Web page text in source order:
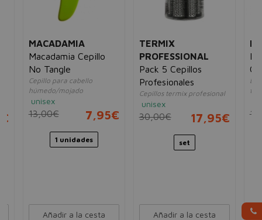
MACADAMIA
Macadamia Cepillo
No Tangle
Cepillo para cabello
húmedo/mojado
unisex
13,00€ 7,95€
1 unidades
Añadir a la cesta
TERMIX
PROFESSIONAL
Pack 5 Cepillos
Profesionales
Cepillos termix profesional
unisex
30,00€ 17,95€
set
Añadir a la cesta